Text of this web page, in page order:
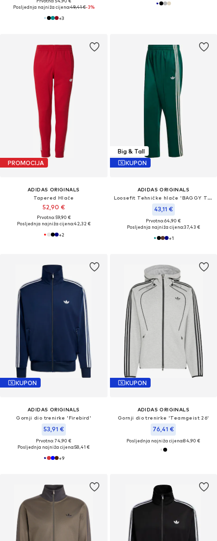
Posljednja najniža cijena:49,41 €-3%
+3
PROMOCIJA
ADIDAS ORIGINALS
Tapered Hlače
52,90 €
Prvotno: 59,90 €
Posljednja najniža cijena:42,32 €
+2
Big & Tall
KUPON
ADIDAS ORIGINALS
Loosefit Tehničke hlače 'BAGGY TRACK'
43,11 €
Prvotno: 64,90 €
Posljednja najniža cijena:37,43 €
+1
KUPON
ADIDAS ORIGINALS
Gornji dio trenirke 'Firebird'
53,91 €
Prvotno: 74,90 €
Posljednja najniža cijena:58,41 €
+9
KUPON
ADIDAS ORIGINALS
Gornji dio trenirke 'Teamgeist 26'
76,41 €
Posljednja najniža cijena:84,90 €